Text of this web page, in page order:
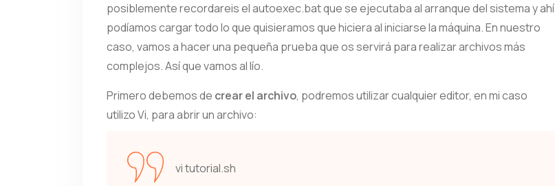
posiblemente recordareis el autoexec.bat que se ejecutaba al arranque del sistema y ahí
podíamos cargar todo lo que quisieramos que hiciera al iniciarse la máquina. En nuestro
caso, vamos a hacer una pequeña prueba que os servirá para realizar archivos más
complejos. Así que vamos al lío.
Primero debemos de crear el archivo, podremos utilizar cualquier editor, en mi caso
utilizo Vi, para abrir un archivo:
vi tutorial.sh